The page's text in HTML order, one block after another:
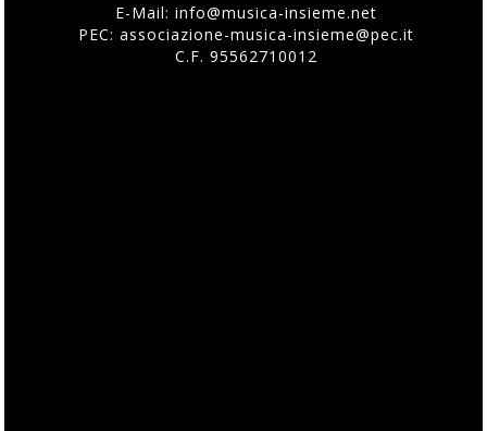
E-Mail: info@musica-insieme.net
PEC: associazione-musica-insieme@pec.it
C.F. 95562710012